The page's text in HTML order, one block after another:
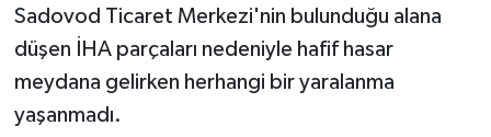
Sadovod Ticaret Merkezi'nin bulunduğu alana
düşen İHA parçaları nedeniyle hafif hasar
meydana gelirken herhangi bir yaralanma
yaşanmadı.